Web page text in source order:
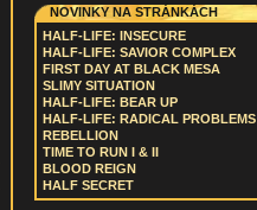
NOVINKY NA STRÁNKÁCH
HALF-LIFE: INSECURE
HALF-LIFE: SAVIOR COMPLEX
FIRST DAY AT BLACK MESA
SLIMY SITUATION
HALF-LIFE: BEAR UP
HALF-LIFE: RADICAL PROBLEMS
REBELLION
TIME TO RUN I & II
BLOOD REIGN
HALF SECRET